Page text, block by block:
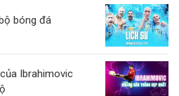
bóng đá
Ibrahimovic